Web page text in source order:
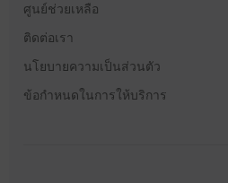
ศูนย์ช่วยเหลือ
ติดต่อเรา
นโยบายความเป็นส่วนตัว
ข้อกำหนดในการให้บริการ